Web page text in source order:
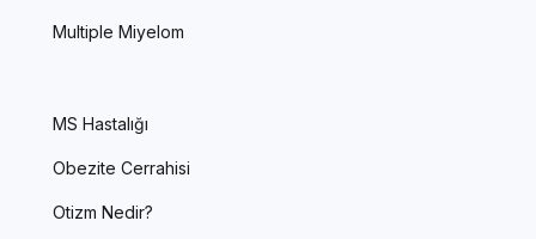
Multiple Miyelom
MS Hastalığı
Obezite Cerrahisi
Otizm Nedir?